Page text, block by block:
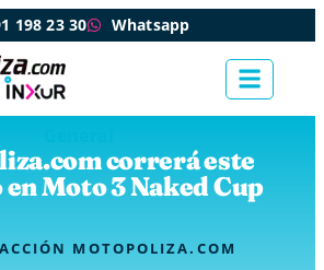
198 23 30 Whatsapp
correrá este
Moto 3 Naked Cup
MOTOPOLIZA.COM